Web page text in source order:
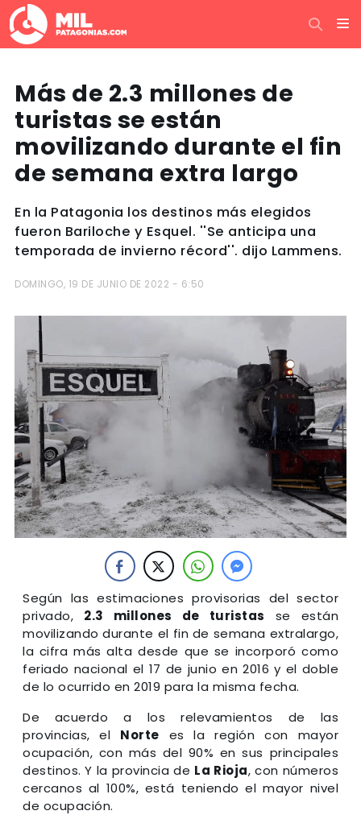
Más de 2.3 millones de
turistas se están
movilizando durante el fin
de semana extra largo
En la Patagonia los destinos más elegidos
fueron Bariloche y Esquel. ''Se anticipa una
temporada de invierno récord''. dijo Lammens.
DOMINGO, 19 DE JUNIO DE 2022 - 6:50
Según las estimaciones provisorias del sector
privado, 2.3 millones de turistas se están
movilizando durante el fin de semana extralargo,
la cifra más alta desde que se incorporó como
feriado nacional el 17 de junio en 2016 y el doble
de lo ocurrido en 2019 para la misma fecha.
De acuerdo a los relevamientos de las
provincias, el Norte es la región con mayor
ocupación, con más del 90% en sus principales
destinos. Y la provincia de La Rioja, con números
cercanos al 100%, está teniendo el mayor nivel
de ocupación.